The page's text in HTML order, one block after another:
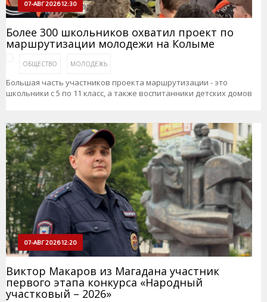
07-АВГ 2026 12:30
Более 300 школьников охватил проект по
маршрутизации молодежи на Колыме
ОБЩЕСТВО МОЛОДЕЖЬ
Большая часть участников проекта маршрутизации - это
школьники с 5 по 11 класс, а также воспитанники детских домов
07-АВГ 2026 12:20
Виктор Макаров из Магадана участник
первого этапа конкурса «Народный
участковый – 2026»